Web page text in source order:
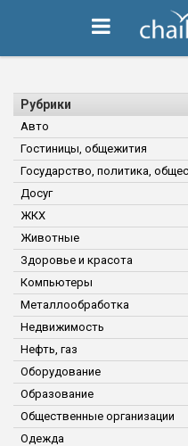
Рубрики
Авто
Гостиницы, общежития
Государство, политика,
Досуг
ЖКХ
Животные
Здоровье и красота
Компьютеры
Металлообработка
Недвижимость
Нефть, газ
Оборудование
Образование
Общественные организации
Одежда